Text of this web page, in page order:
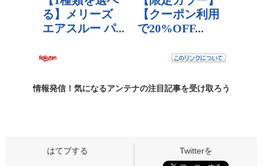
情報発信！気になるアンテナの注目記事を受け取ろう